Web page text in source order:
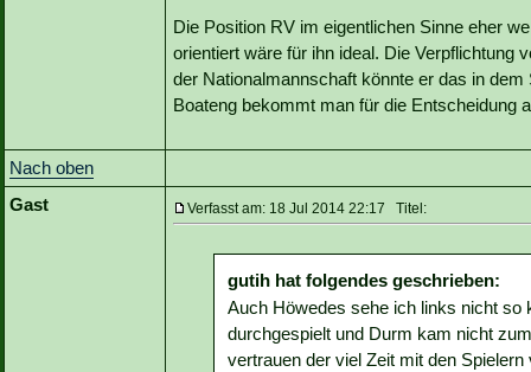
Die Position RV im eigentlichen Sinne eher
orientiert wäre für ihn ideal. Die Verpflichtung
der Nationalmannschaft könnte er das in
Boateng bekommt man für die Entscheidung
Nach oben
Gast
Verfasst am: 18 Jul 2014 22:17 Titel:
gutih hat folgendes geschrieben:
Auch Höwedes sehe ich links nicht
durchgespielt und Durm kam nicht
vertrauen der viel Zeit mit den Spielern